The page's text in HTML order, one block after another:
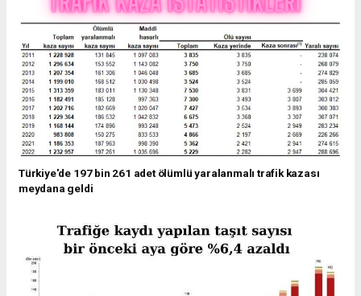
Türkiye'de 197 bin 261 adet ölümlü yaralanmalı trafik kazası
meydana geldi